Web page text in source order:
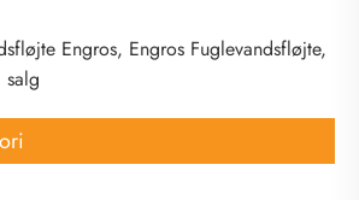
Engros, Engros Fuglevandsfløjte,
salg